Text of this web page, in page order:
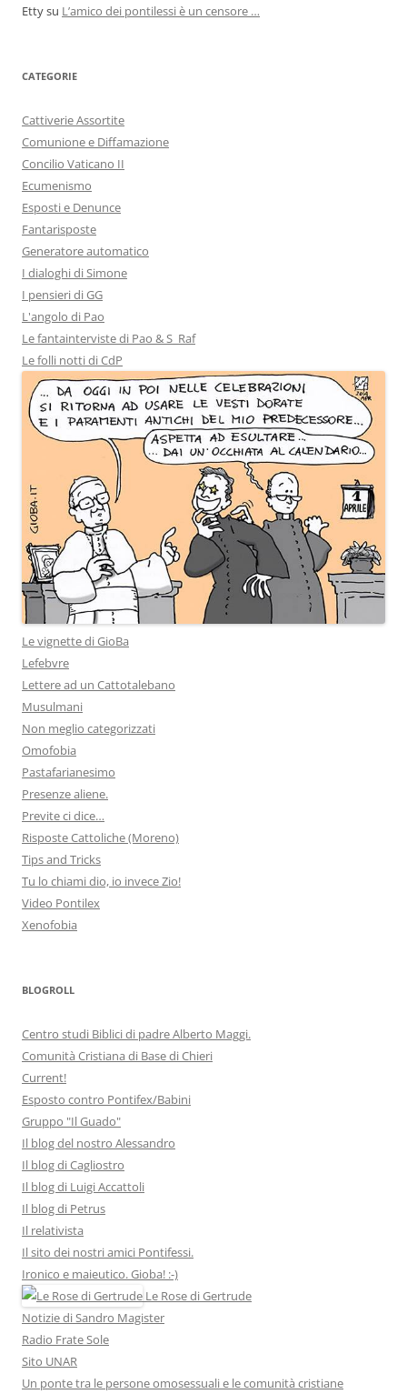
Ettysu L’amico dei pontilessi è un censore …
CATEGORIE
Cattiverie Assortite
Comunione e Diffamazione
Concilio Vaticano II
Ecumenismo
Esposti e Denunce
Fantarisposte
Generatore automatico
I dialoghi di Simone
I pensieri di GG
L'angolo di Pao
Le fantainterviste di Pao & S_Raf
Le folli notti di CdP
Le vignette di GioBa
Lefebvre
Lettere ad un Cattotalebano
Musulmani
Non meglio categorizzati
Omofobia
Pastafarianesimo
Presenze aliene.
Previte ci dice…
Risposte Cattoliche (Moreno)
Tips and Tricks
Tu lo chiami dio, io invece Zio!
Video Pontilex
Xenofobia
BLOGROLL
Centro studi Biblici di padre Alberto Maggi.
Comunità Cristiana di Base di Chieri
Current!
Esposto contro Pontifex/Babini
Gruppo "Il Guado"
Il blog del nostro Alessandro
Il blog di Cagliostro
Il blog di Luigi Accattoli
Il blog di Petrus
Il relativista
Il sito dei nostri amici Pontifessi.
Ironico e maieutico. Gioba! :-)
Le Rose di Gertrude
Notizie di Sandro Magister
Radio Frate Sole
Sito UNAR
Un ponte tra le persone omosessuali e le comunità cristiane